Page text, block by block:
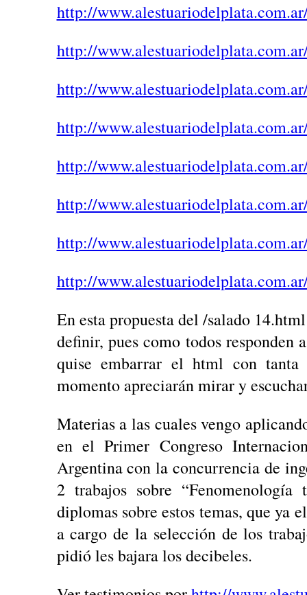
http://
http://
http://
http://
http://
http://
http://
http://
En esta propuesta del /salado
definir, pues como todos responden
quise embarrar el html con tanta
momento apreciarán mirar y
Materias a las cuales vengo
en el Primer Congreso
Argentina con la concurrencia de
2 trabajos sobre
diplomas sobre estos temas, que
a cargo de la selección de los
pidió les bajara los decibeles.